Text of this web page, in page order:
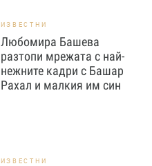
ИЗВЕСТНИ
Любомира Башева
разтопи мрежата с най-
нежните кадри с Башар
Рахал и малкия им син
ИЗВЕСТНИ